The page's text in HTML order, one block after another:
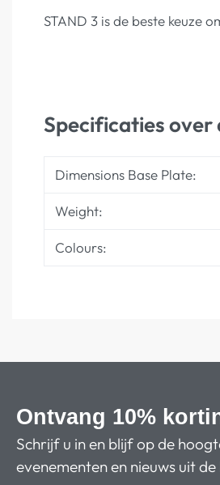
STAND 3 is de beste keuze
Specificaties over
Dimensions Base Plate:
Weight:
Colours:
Ontvang 10%
Schrijf u in en blijf op de
evenementen en nieuws uit